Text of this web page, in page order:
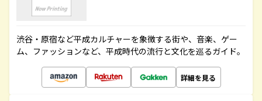
渋谷・原宿など平成カルチャーを象徴する街や、音楽、ゲー
ム、ファッションなど、平成時代の流行と文化を巡るガイド。
詳細を見る